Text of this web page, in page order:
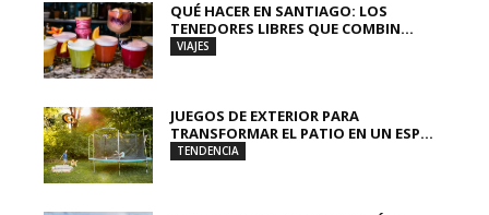
QUÉ HACER EN SANTIAGO: LOS
TENEDORES LIBRES QUE COMBIN...
VIAJES
JUEGOS DE EXTERIOR PARA
TRANSFORMAR EL PATIO EN UN ESP...
TENDENCIA